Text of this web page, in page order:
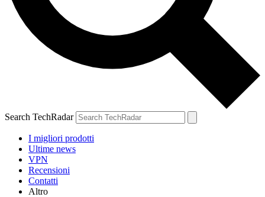
Search TechRadar
I migliori prodotti
Ultime news
VPN
Recensioni
Contatti
Altro